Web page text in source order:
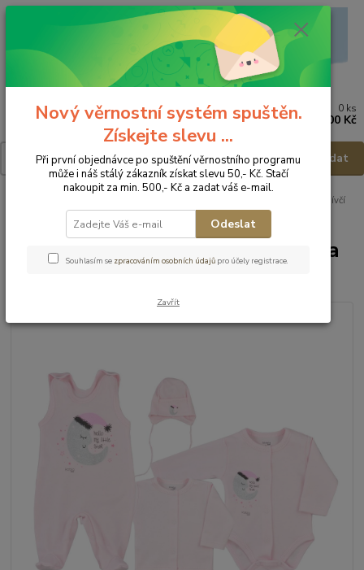
Menu
Hledat
0 ks
0,00 Kč
Koala Dívčí
kojenecká spouprava Moon - vel.56
Koala Dívčí kojenecká spouprava
Moon - vel.56
Nový věrnostní systém spuštěn.
Získejte slevu ...
Při první objednávce po spuštění věrnostního programu
může i náš stálý zákazník získat slevu 50,- Kč. Stačí
nakoupit za min. 500,- Kč a zadat váš e-mail.
Odeslat
Souhlasím se zpracováním osobních údajů pro účely registrace.
Zavřít